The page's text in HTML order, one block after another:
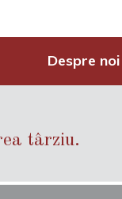
Despre noi
târziu.